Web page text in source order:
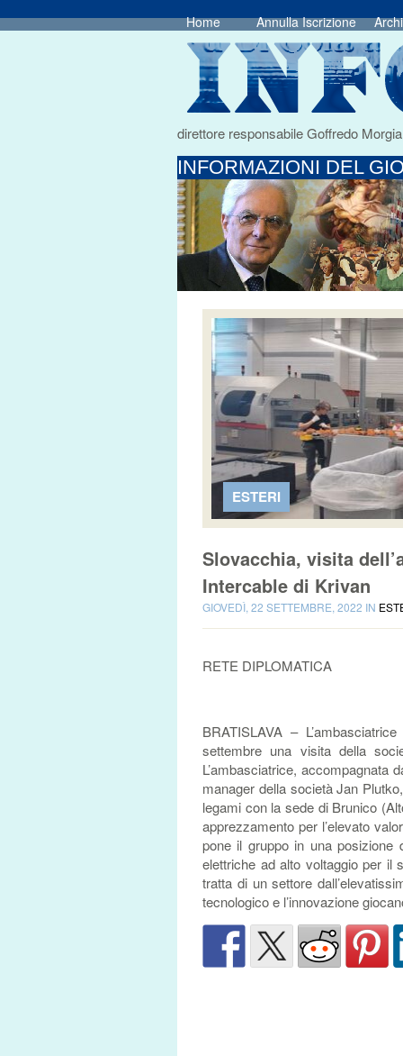
Home Annulla Iscrizione
direttore responsabile Goffredo Morgia
INFORMAZIONI DEL
ESTERI
Slovacchia, visita
Intercable di Krivan
GIOVEDÌ, 22 SETTEMBRE, 2022 IN
RETE DIPLOMATICA
BRATISLAVA –
settembre una visita della
L’ambasciatrice, accompagnata
manager della società Jan
legami con la sede di Brunico
apprezzamento per l’elevato
pone il gruppo in una posizione
elettriche ad alto voltaggio per il
tratta di un settore
tecnologico e l’innovazione